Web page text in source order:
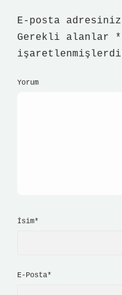
E-posta adresiniz
Gerekli alanlar
*
Yorum
İsim*
E-Posta*